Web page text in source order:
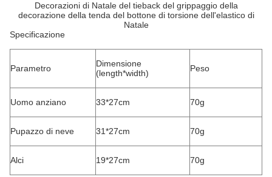
Decorazioni di Natale del tieback del grippaggio della
decorazione della tenda del bottone di torsione dell'elastico di
Natale
Specificazione
Parametro
Dimensione
(length*width)
Peso
Uomo anziano 33*27cm 70g
Pupazzo di neve 31*27cm 70g
Alci 19*27cm 70g